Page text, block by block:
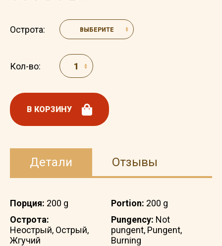
Острота: ВЫБЕРИТЕ
Кол-во:
В КОРЗИНУ
Детали Отзывы
Порция: 200 g
Острота:
Неострый, Острый,
Жгучий
Portion: 200 g
Pungency: Not
pungent, Pungent,
Burning